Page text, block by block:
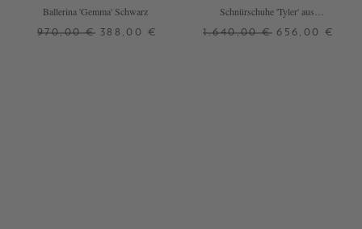
Ballerina 'Gemma' Schwarz
970,00 € 388,00 €
Schnürschuhe 'Tyler' aus
1.640,00 € 656,00 €